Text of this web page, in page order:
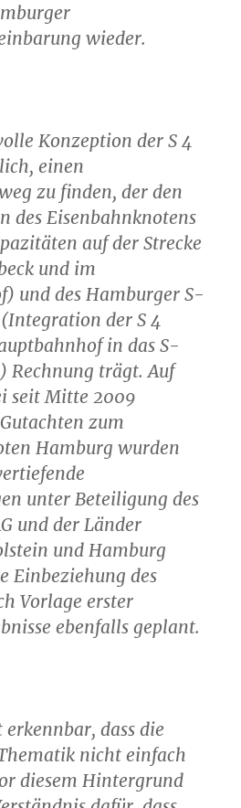
wieder.
Konzeption der S 4
einen
zu finden, der den
des Eisenbahnknotens
auf der Strecke
und im
und des Hamburger S-
der S 4
in das S-
Rechnung trägt. Auf
seit Mitte 2009
zum
Hamburg wurden
unter Beteiligung des
und der Länder
und Hamburg
Einbeziehung des
Vorlage erster
ebenfalls geplant.
dass die
nicht einfach
diesem Hintergrund